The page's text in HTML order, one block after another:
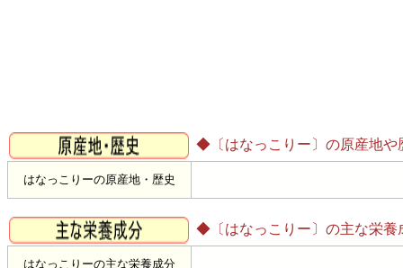
◆〔はなっこりー〕の原産地や
はなっこりーの原産地・歴史
◆〔はなっこりー〕の主な栄養
はなっこりーの主な栄養成分